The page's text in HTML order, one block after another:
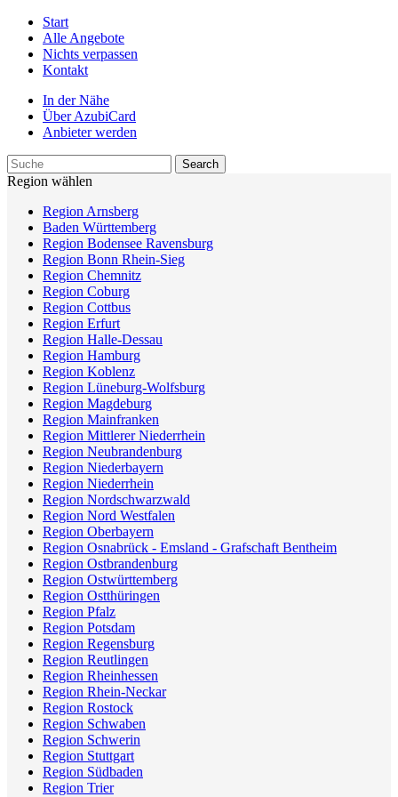
Start
Alle Angebote
Nichts verpassen
Kontakt
In der Nähe
Über AzubiCard
Anbieter werden
Region wählen
Region Arnsberg
Baden Württemberg
Region Bodensee Ravensburg
Region Bonn Rhein-Sieg
Region Chemnitz
Region Coburg
Region Cottbus
Region Erfurt
Region Halle-Dessau
Region Hamburg
Region Koblenz
Region Lüneburg-Wolfsburg
Region Magdeburg
Region Mainfranken
Region Mittlerer Niederrhein
Region Neubrandenburg
Region Niederbayern
Region Niederrhein
Region Nordschwarzwald
Region Nord Westfalen
Region Oberbayern
Region Osnabrück - Emsland - Grafschaft Bentheim
Region Ostbrandenburg
Region Ostwürttemberg
Region Ostthüringen
Region Pfalz
Region Potsdam
Region Regensburg
Region Reutlingen
Region Rheinhessen
Region Rhein-Neckar
Region Rostock
Region Schwaben
Region Schwerin
Region Stuttgart
Region Südbaden
Region Trier